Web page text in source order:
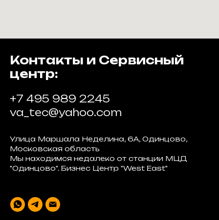
Контакты и Сервисный
центр:
+7 495 989 2245
va_tec@yahoo.com
Улица Маршала Неделина, 6А, Одинцово,
Московская область
Мы находимся недалеко от станции МЦД
"Одинцово". Бизнес Центр "West East"